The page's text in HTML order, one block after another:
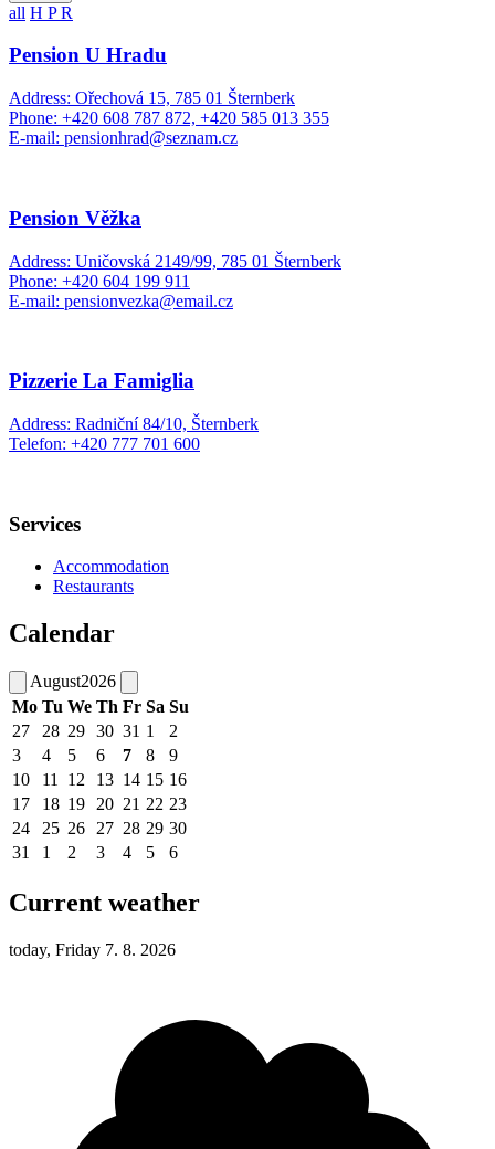
all H PR
Pension U Hradu
Address: Ořechová 15, 785 01 Šternberk
Phone: +420 608 787 872, +420 585 013 355
E-mail: pensionhrad@seznam.cz
Pension Věžka
Address: Uničovská 2149/99, 785 01 Šternberk
Phone: +420 604 199 911
E-mail: pensionvezka@email.cz
Pizzerie La Famiglia
Address: Radniční 84/10, Šternberk
Telefon: +420 777 701 600
Services
Accommodation
Restaurants
Calendar
August2026
Mo Tu We Th Fr Sa Su
27
28 29 30 31 1
2
3
4 5 6 7 8
9
10
11 12 13 14 15 16
17
18 19 20 21 22 23
24
25 26 27 28 29 30
31
1 2 3 4 5 6
Current weather
today, Friday 7. 8. 2026